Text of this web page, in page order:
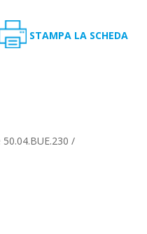
STAMPA LA SCHEDA
/